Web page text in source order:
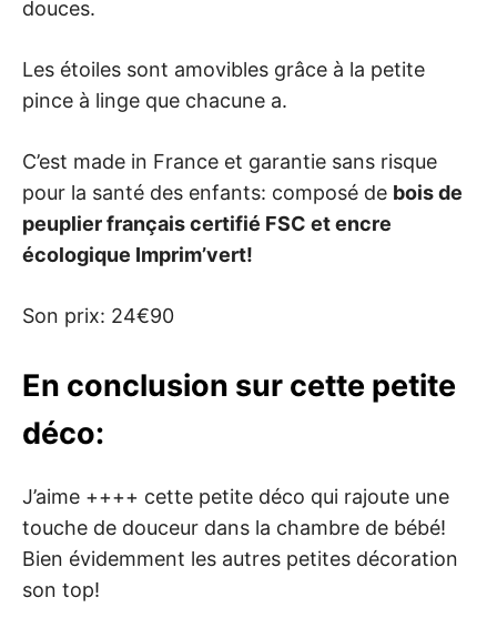
douces.
Les étoiles sont amovibles grâce à la petite
pince à linge que chacune a.
C’est made in France et garantie sans risque
pour la santé des enfants: composé de bois de
peuplier français certifié FSC et encre
écologique Imprim’vert!
Son prix: 24€90
En conclusion sur cette petite
déco:
J’aime ++++ cette petite déco qui rajoute une
touche de douceur dans la chambre de bébé!
Bien évidemment les autres petites décoration
son top!